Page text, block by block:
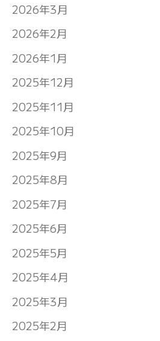
2026年3月
2026年2月
2026年1月
2025年12月
2025年11月
2025年10月
2025年9月
2025年8月
2025年7月
2025年6月
2025年5月
2025年4月
2025年3月
2025年2月